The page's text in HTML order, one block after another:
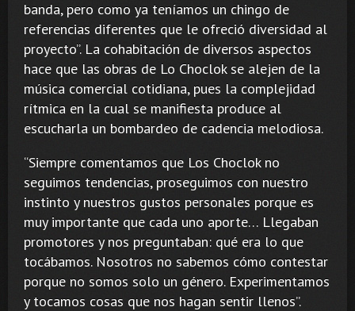
banda, pero como ya teníamos un chingo de
referencias diferentes que le ofreció diversidad al
proyecto”. La cohabitación de diversos aspectos
hace que las obras de Lo Choclok se alejen de la
música comercial cotidiana, pues la complejidad
rítmica en la cual se manifiesta produce al
escucharla un bombardeo de cadencia melodiosa.
“Siempre comentamos que Los Choclok no
seguimos tendencias, proseguimos con nuestro
instinto y nuestros gustos personales porque es
muy importante que cada uno aporte… Llegaban
promotores y nos preguntaban: qué era lo que
tocábamos. Nosotros no sabemos cómo contestar
porque no somos solo un género. Experimentamos
y tocamos cosas que nos hagan sentir llenos”.